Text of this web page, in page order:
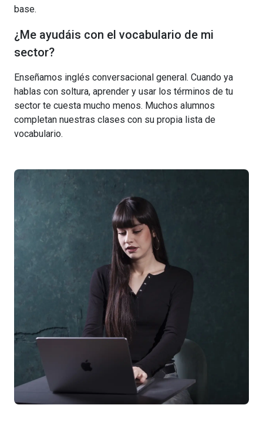
base.
¿Me ayudáis con el vocabulario de mi
sector?
Enseñamos inglés conversacional general. Cuando ya
hablas con soltura, aprender y usar los términos de tu
sector te cuesta mucho menos. Muchos alumnos
completan nuestras clases con su propia lista de
vocabulario.